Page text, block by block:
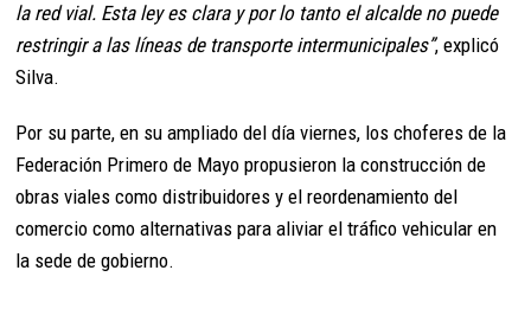
la red vial. Esta ley es clara y por lo tanto el alcalde no puede
restringir a las líneas de transporte intermunicipales”, explicó
Silva.
Por su parte, en su ampliado del día viernes, los choferes de la
Federación Primero de Mayo propusieron la construcción de
obras viales como distribuidores y el reordenamiento del
comercio como alternativas para aliviar el tráfico vehicular en
la sede de gobierno.